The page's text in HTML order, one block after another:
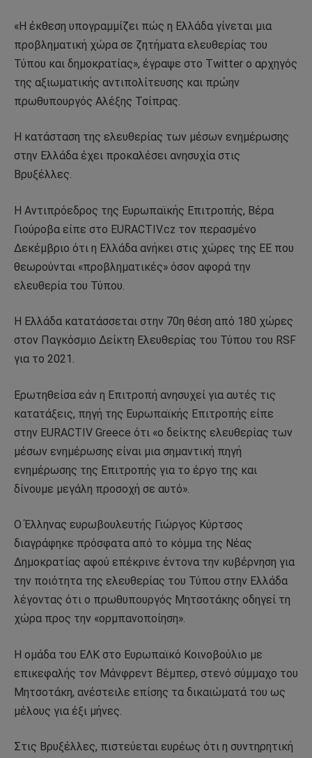
«Η έκθεση υπογραμμίζει πώς η Ελλάδα γίνεται μια
προβληματική χώρα σε ζητήματα ελευθερίας του
Τύπου και δημοκρατίας», έγραψε στο Twitter ο αρχηγός
της αξιωματικής αντιπολίτευσης και πρώην
πρωθυπουργός Αλέξης Τσίπρας.
Η κατάσταση της ελευθερίας των μέσων ενημέρωσης
στην Ελλάδα έχει προκαλέσει ανησυχία στις
Βρυξέλλες.
Η Αντιπρόεδρος της Ευρωπαϊκής Επιτροπής, Βέρα
Γιούροβα είπε στο EURACTIV.cz τον περασμένο
Δεκέμβριο ότι η Ελλάδα ανήκει στις χώρες της ΕΕ που
θεωρούνται «προβληματικές» όσον αφορά την
ελευθερία του Τύπου.
Η Ελλάδα κατατάσσεται στην 70η θέση από 180 χώρες
στον Παγκόσμιο Δείκτη Ελευθερίας του Τύπου του RSF
για το 2021.
Ερωτηθείσα εάν η Επιτροπή ανησυχεί για αυτές τις
κατατάξεις, πηγή της Ευρωπαϊκής Επιτροπής είπε
στην EURACTIV Greece ότι «ο δείκτης ελευθερίας των
μέσων ενημέρωσης είναι μια σημαντική πηγή
ενημέρωσης της Επιτροπής για το έργο της και
δίνουμε μεγάλη προσοχή σε αυτό».
Ο Έλληνας ευρωβουλευτής Γιώργος Κύρτσος
διαγράφηκε πρόσφατα από το κόμμα της Νέας
Δημοκρατίας αφού επέκρινε έντονα την κυβέρνηση για
την ποιότητα της ελευθερίας του Τύπου στην Ελλάδα
λέγοντας ότι ο πρωθυπουργός Μητσοτάκης οδηγεί τη
χώρα προς την «ορμπανοποίηση».
Η ομάδα του ΕΛΚ στο Ευρωπαϊκό Κοινοβούλιο με
επικεφαλής τον Μάνφρεντ Βέμπερ, στενό σύμμαχο του
Μητσοτάκη, ανέστειλε επίσης τα δικαιώματά του ως
μέλους για έξι μήνες.
Στις Βρυξέλλες, πιστεύεται ευρέως ότι η συντηρητική